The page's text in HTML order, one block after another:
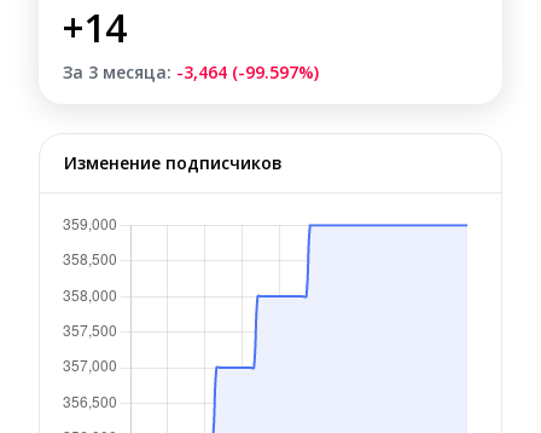
+14
За 3 месяца: -3,464 (-99.597%)
Изменение подписчиков